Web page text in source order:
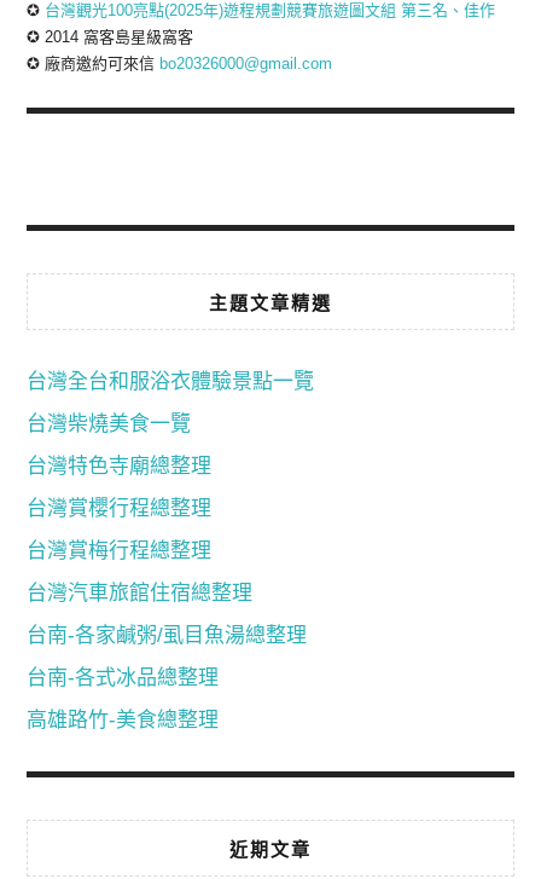
✪ 台灣觀光100亮點(2025年)遊程規劃競賽旅遊圖文組 第三名、佳作
✪ 2014 窩客島星級窩客
✪ 廠商邀約可來信 bo20326000@gmail.com
主題文章精選
台灣全台和服浴衣體驗景點一覽
台灣柴燒美食一覽
台灣特色寺廟總整理
台灣賞櫻行程總整理
台灣賞梅行程總整理
台灣汽車旅館住宿總整理
台南-各家鹹粥/虱目魚湯總整理
台南-各式冰品總整理
高雄路竹-美食總整理
近期文章